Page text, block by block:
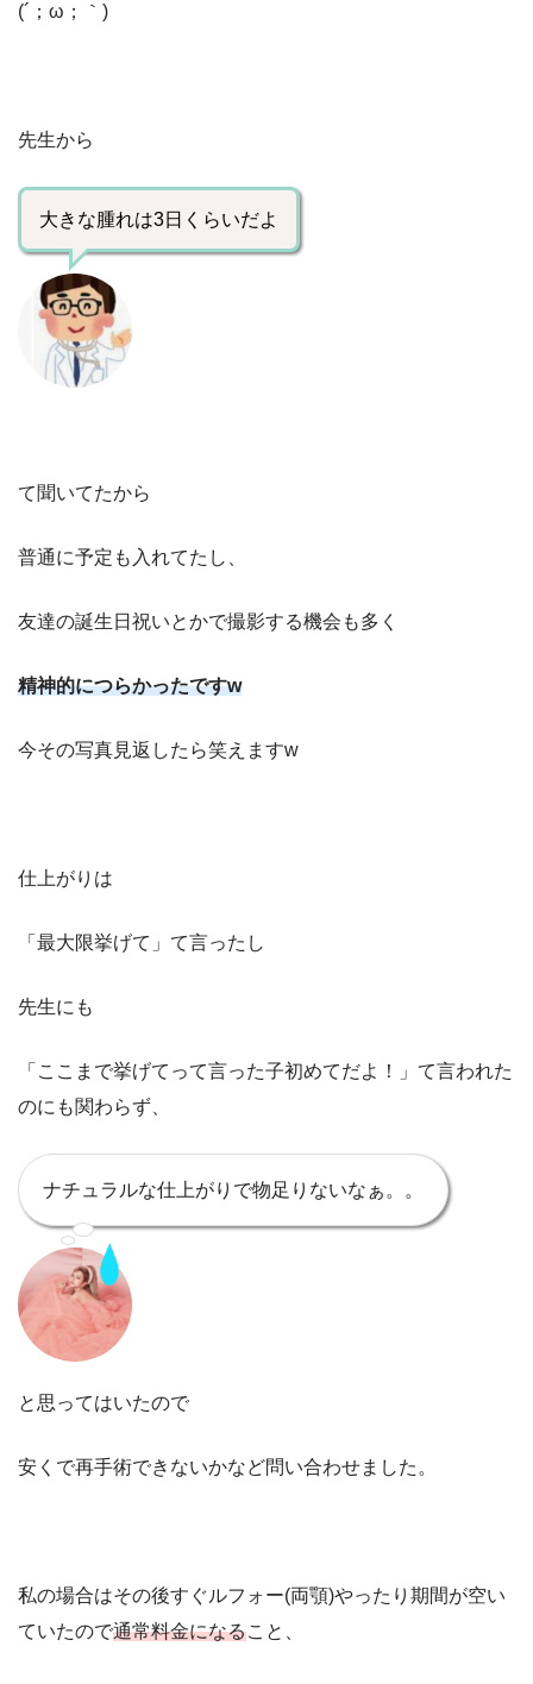
(´ ； ω ；｀ )
先生から
大きな腫れは3日くらいだよ
て聞いてたから
普通に予定も入れてたし、
友達の誕生日祝いとかで撮影する機会も多く
精神的につらかったですw
今その写真見返したら笑えますw
仕上がりは
「最大限挙げて」て言ったし
先生にも
「ここまで挙げてって言った子初めてだよ！」て言われた
のにも関わらず、
ナチュラルな仕上がりで物足りないなぁ。。
と思ってはいたので
安くで再手術できないかなど問い合わせました。
私の場合はその後すぐルフォー(両顎)やったり 期間が空い
ていたので通常料金になること、